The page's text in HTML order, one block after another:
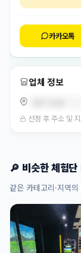
카카오톡
업체 정보
선정 후 주소 및
🔎 비슷한 체험단
같은 카테고리·지역